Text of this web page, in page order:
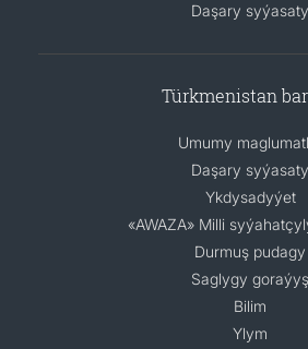
Daşary syýasaty
Türkmenistan
Umumy
Daşary syýasaty
Ykdysadyýet
«AWAZA» Milli
Durmuş pudagy
Saglygy goraýyş
Bilim
Ylym